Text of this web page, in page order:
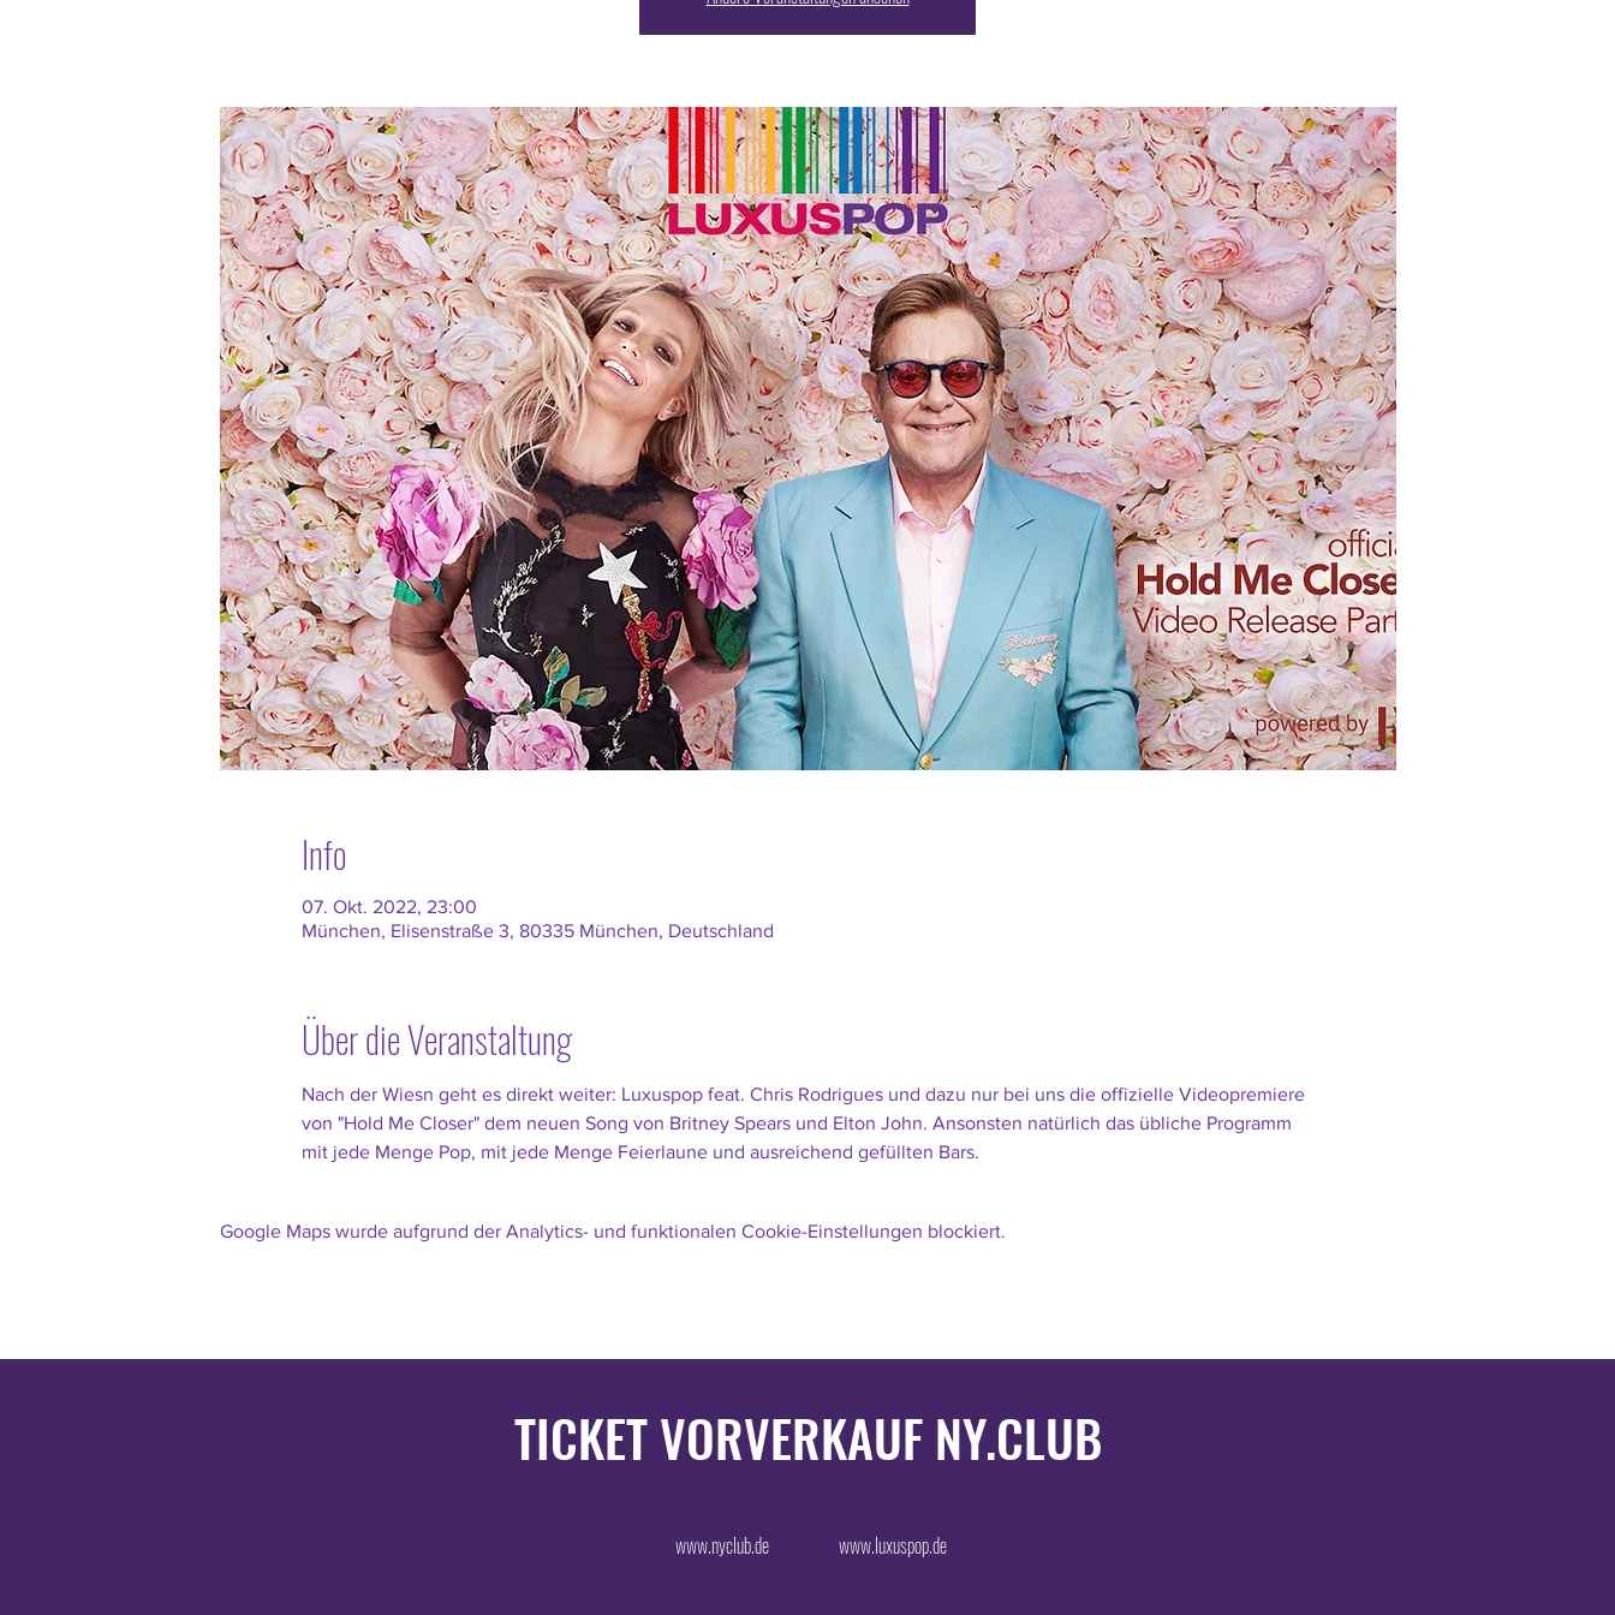
Info
07. Okt. 2022, 23:00
München, Elisenstraße 3, 80335 München, Deutschland
Über die Veranstaltung
Nach der Wiesn geht es direkt weiter: Luxuspop feat. Chris Rodrigues und dazu nur bei uns die offizielle Videopremiere
von "Hold Me Closer" dem neuen Song von Britney Spears und Elton John. Ansonsten natürlich das übliche Programm
mit jede Menge Pop, mit jede Menge Feierlaune und ausreichend gefüllten Bars.
Google Maps wurde aufgrund der Analytics- und funktionalen Cookie-Einstellungen blockiert.
TICKET VORVERKAUF NY.CLUB
www.nyclub.de www.luxuspop.de